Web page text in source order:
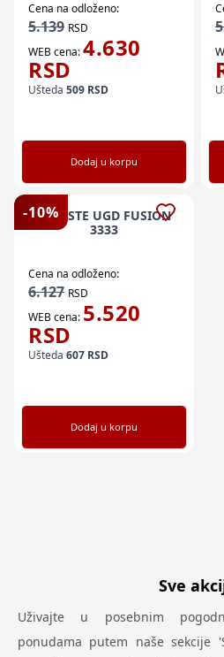
Cena na odloženo:
5.139 RSD
WEB cena:4.630
RSD
Ušteda 509 RSD
Dodaj u korpu
-10%
KUCISTE UGD FUSION
3333
Cena na odloženo:
6.127 RSD
WEB cena: 5.520
RSD
Ušteda 607 RSD
Dodaj u korpu
Sve
Uživajte u posebnim
ponudama putem naše sekcije